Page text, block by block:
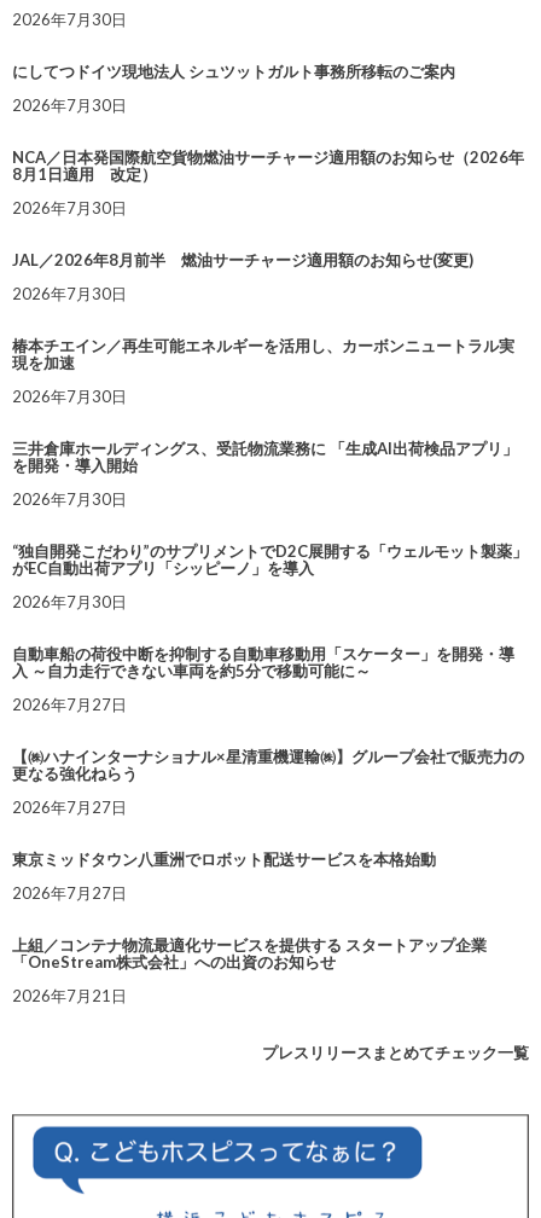
2026年7月30日
にしてつドイツ現地法人 シュツットガルト事務所移転のご案内
2026年7月30日
NCA／日本発国際航空貨物燃油サーチャージ適用額のお知らせ（2026年
8月1日適用 改定）
2026年7月30日
JAL／2026年8月前半 燃油サーチャージ適用額のお知らせ(変更)
2026年7月30日
椿本チエイン／再生可能エネルギーを活用し、カーボンニュートラル実
現を加速
2026年7月30日
三井倉庫ホールディングス、受託物流業務に 「生成AI出荷検品アプリ」
を開発・導入開始
2026年7月30日
“独自開発こだわり”のサプリメントでD2C展開する「ウェルモット製薬」
がEC自動出荷アプリ「シッピーノ」を導入
2026年7月30日
自動車船の荷役中断を抑制する自動車移動用「スケーター」を開発・導
入 ～自力走行できない車両を約5分で移動可能に～
2026年7月27日
【㈱ハナインターナショナル×星清重機運輸㈱】グループ会社で販売力の
更なる強化ねらう
2026年7月27日
東京ミッドタウン八重洲でロボット配送サービスを本格始動
2026年7月27日
上組／コンテナ物流最適化サービスを提供する スタートアップ企業
「OneStream株式会社」への出資のお知らせ
2026年7月21日
プレスリリースまとめてチェック一覧